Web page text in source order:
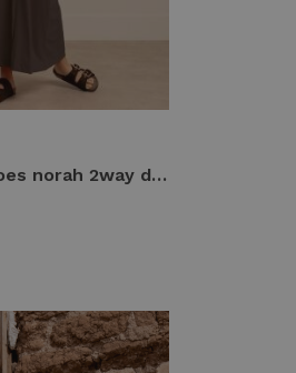
Studio Anneloes norah 2way dress 13966 Jurk 8700 espresso